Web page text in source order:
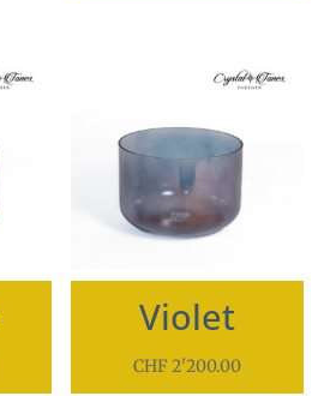
Violet
CHF 2'200.00